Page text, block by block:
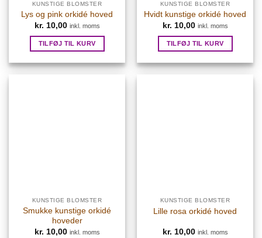
KUNSTIGE BLOMSTER
Lys og pink orkidé hoved
kr. 10,00 inkl. moms
TILFØJ TIL KURV
KUNSTIGE BLOMSTER
Hvidt kunstige orkidé hoved
kr. 10,00 inkl. moms
TILFØJ TIL KURV
KUNSTIGE BLOMSTER
Smukke kunstige orkidé
hoveder
kr. 10,00 inkl. moms
KUNSTIGE BLOMSTER
Lille rosa orkidé hoved
kr. 10,00 inkl. moms